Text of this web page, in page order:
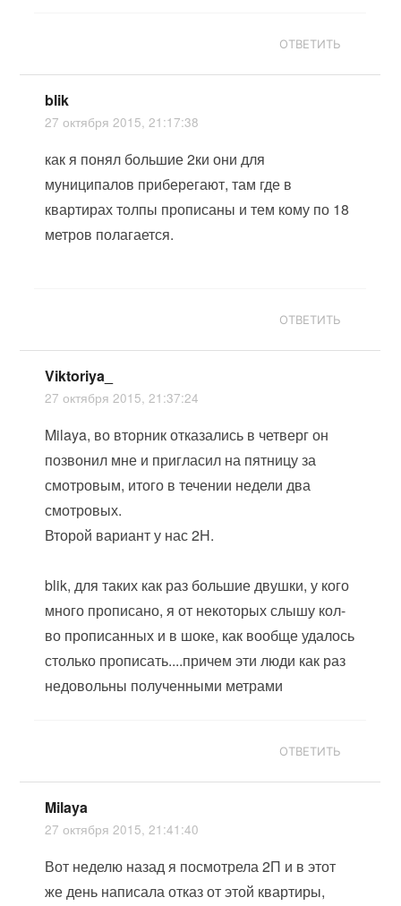
ОТВЕТИТЬ
blik
27 октября 2015, 21:17:38
как я понял большие 2ки они для
муниципалов приберегают, там где в
квартирах толпы прописаны и тем кому по 18
метров полагается.
ОТВЕТИТЬ
Viktoriya_
27 октября 2015, 21:37:24
Milaya, во вторник отказались в четверг он
позвонил мне и пригласил на пятницу за
смотровым, итого в течении недели два
смотровых.
Второй вариант у нас 2H.
blik, для таких как раз большие двушки, у кого
много прописано, я от некоторых слышу кол-
во прописанных и в шоке, как вообще удалось
столько прописать....причем эти люди как раз
недовольны полученными метрами
ОТВЕТИТЬ
Milaya
27 октября 2015, 21:41:40
Вот неделю назад я посмотрела 2П и в этот
же день написала отказ от этой квартиры,